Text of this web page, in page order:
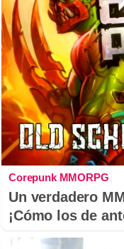
Corepunk MMORPG
Un verdadero
¡Cómo los de